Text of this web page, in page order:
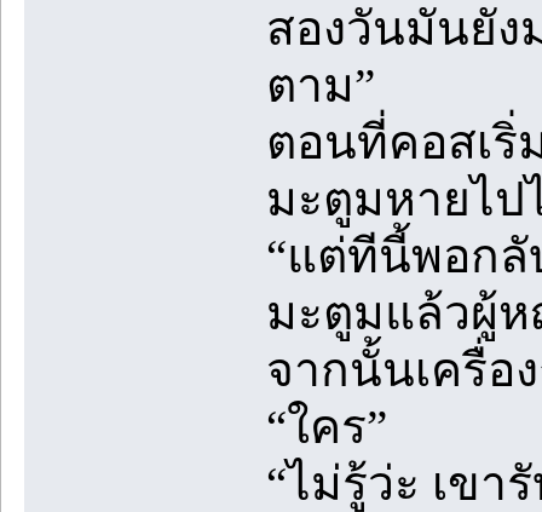
สองวันมันยัง
ตาม”
ตอนที่คอสเ
มะตูมหายไ
“แต่ทีนี้พอกลั
มะตูมแล้วผู้ห
จากนั้นเครื่อ
“ใคร”
“ไม่รู้ว่ะ เขา